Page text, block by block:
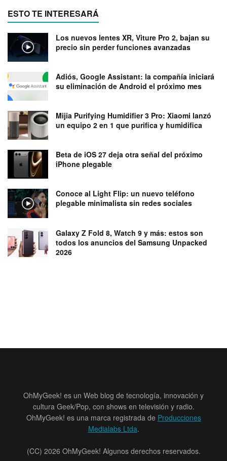
ESTO TE INTERESARÁ
Los nuevos lentes XR, Viture Pro 2, bajan su
precio sin perder funciones avanzadas
Adiós, Google Assistant: la compañía iniciará
su eliminación de Android el próximo mes
Mijia Purifying Humidifier 3 Pro: Xiaomi lanzó
un equipo 2 en 1 que purifica y humidifica
Beta de iOS 27 deja otra señal del próximo
iPhone plegable
Conoce al Light Flip: un nuevo teléfono
plegable minimalista sin redes sociales
Galaxy Z Fold 8, Watch 9 y más: estos son
todos los anuncios del Samsung Unpacked
2026
OhMyGeek! es un Web blog de tecnología, innovación y
cultura Geek/Pop, con shows en televisión y radio.
OhMyGeek! es una marca registrada de Producciones
Medialabs Ltda.
(CC) 2026 OhMyGeek! Algunos derechos reservados.